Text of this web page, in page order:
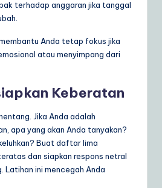
terhadap anggaran jika tanggal
Anda tetap fokus jika
atau menyimpang dari
Keberatan
Jika Anda adalah
apa yang akan Anda tanyakan?
Buat daftar lima
dan siapkan respons netral
Latihan ini mencegah Anda